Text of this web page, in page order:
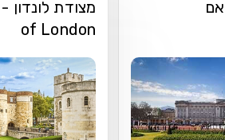
of London